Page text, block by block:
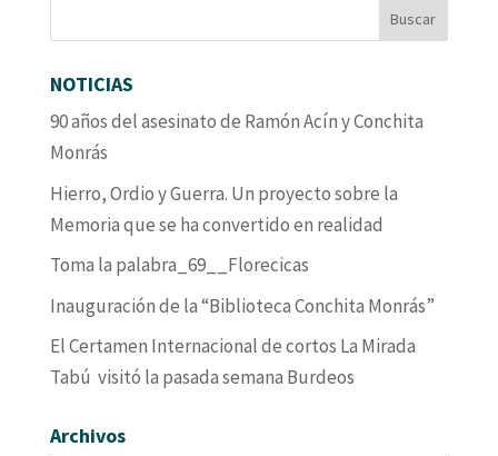
NOTICIAS
90 años del asesinato de Ramón Acín y Conchita
Monrás
Hierro, Ordio y Guerra. Un proyecto sobre la
Memoria que se ha convertido en realidad
Toma la palabra_69__Florecicas
Inauguración de la “Biblioteca Conchita Monrás”
El Certamen Internacional de cortos La Mirada
Tabú visitó la pasada semana Burdeos
Archivos